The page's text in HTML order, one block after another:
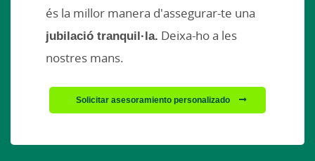
és la millor manera d'assegurar-te una
jubilació tranquil·la. Deixa-ho a les
nostres mans.
Solicitar asesoramiento personalizado